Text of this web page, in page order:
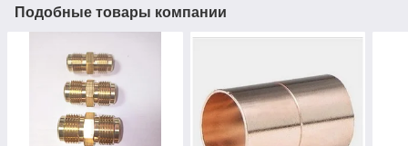
Подобные товары компании